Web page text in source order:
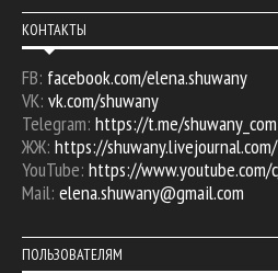
КОНТАКТЫ
FB: facebook.com/elena.shuwany
VK: vk.com/shuwany
Telegram: https://t.me/shuwany_com
ЖЖ: https://shuwany.livejournal.com/
YouTube: https://www.youtube.com/
Mail: elena.shuwany@gmail.com
ПОЛЬЗОВАТЕЛЯМ